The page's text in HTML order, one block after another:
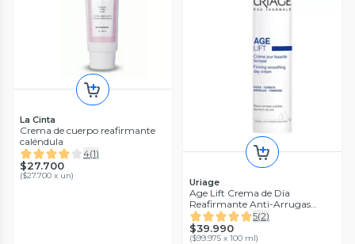
La Cinta
Crema de cuerpo reafirmante
caléndula
4(1)
$27.700
($27.700 x un)
Uriage
Age Lift Crema de Día
Reafirmante Anti-Arrugas
40ml de Uriage
5(2)
$39.990
($99.975 x 100 ml)